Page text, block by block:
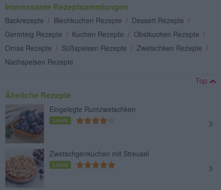
Interessante Rezeptsammlungen
Backrezepte / Blechkuchen Rezepte / Dessert Rezepte /
Germteig Rezepte / Kuchen Rezepte / Obstkuchen Rezepte /
Omas Rezepte / Süßspeisen Rezepte / Zwetschken Rezepte /
Nachspeisen Rezepte
Top
Ähnliche Rezepte
Eingelegte Rumzwetschken
Leicht
Zwetschgenkuchen mit Streusel
Leicht